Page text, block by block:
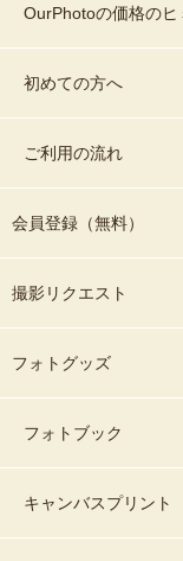
OurPhotoの価格のヒ
初めての方へ
ご利用の流れ
会員登録（無料）
撮影リクエスト
フォトグッズ
フォトブック
キャンバスプリント